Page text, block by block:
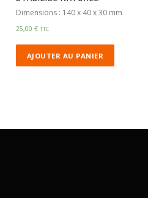
Dimensions : 140 x 40 x 30 mm
25,00€ TTC
AJOUTER AU PANIER